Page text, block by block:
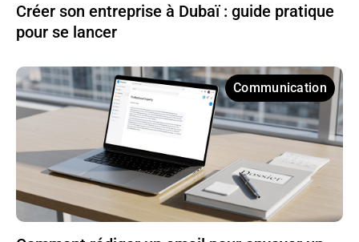
Créer son entreprise à Dubaï : guide pratique
pour se lancer
Communication